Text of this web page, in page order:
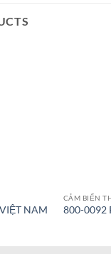
NAM
CẢM BIẾN
800-0092